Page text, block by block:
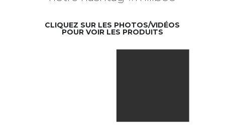
CLIQUEZ SUR LES PHOTOS/VIDÉOS
POUR VOIR LES PRODUITS